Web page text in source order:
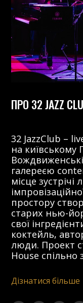
ПРО 32 JAZZ
32 JazzClub –
на київському
галереєю
місце зустрічі
простору
старих нью-
свої
коктейль,
люди. Проект
House спільно
Дізнатися більше